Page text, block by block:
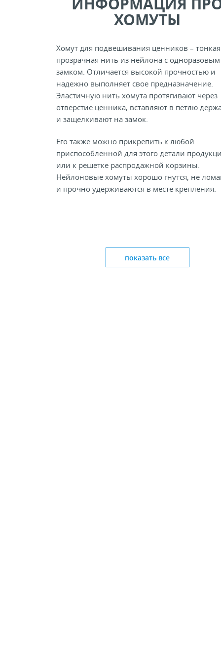
ХОМУТЫ
Хомут для подвешивания ценников – тонкая
прозрачная нить из нейлона с одноразовым
замком. Отличается высокой прочностью и
надежно выполняет свое предназначение.
Эластичную нить хомута протягивают через
отверстие ценника, вставляют в петлю
и защелкивают на замок.
Его также можно прикрепить к любой
приспособленной для этого детали
или к решетке распродажной корзины.
Нейлоновые хомуты хорошо гнутся, не
и прочно удерживаются в месте крепления.
показать все